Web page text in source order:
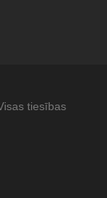
tiesības